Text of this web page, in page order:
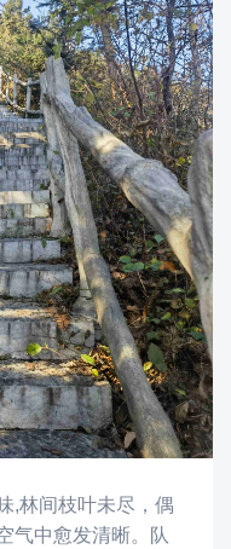
,林间枝叶未尽，偶
气中愈发清晰。队